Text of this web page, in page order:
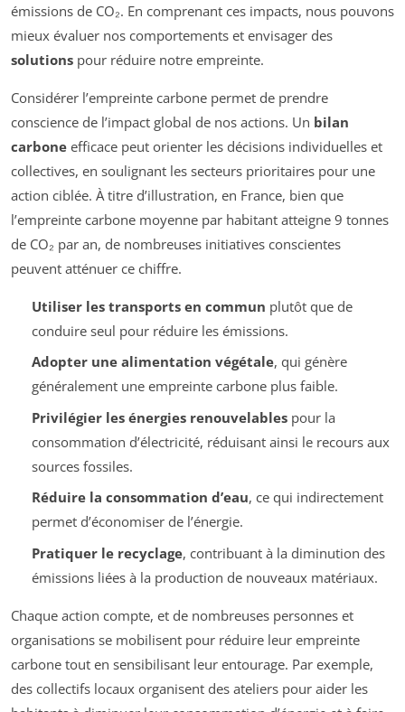
émissions de CO₂. En comprenant ces impacts, nous pouvons
mieux évaluer nos comportements et envisager des
solutions pour réduire notre empreinte.
Considérer l’empreinte carbone permet de prendre
conscience de l’impact global de nos actions. Un bilan
carbone efficace peut orienter les décisions individuelles et
collectives, en soulignant les secteurs prioritaires pour une
action ciblée. À titre d’illustration, en France, bien que
l’empreinte carbone moyenne par habitant atteigne 9 tonnes
de CO₂ par an, de nombreuses initiatives conscientes
peuvent atténuer ce chiffre.
Utiliser les transports en commun plutôt que de
conduire seul pour réduire les émissions.
Adopter une alimentation végétale, qui génère
généralement une empreinte carbone plus faible.
Privilégier les énergies renouvelablespour la
consommation d’électricité, réduisant ainsi le recours aux
sources fossiles.
Réduire la consommation d’eau, ce qui indirectement
permet d’économiser de l’énergie.
Pratiquer le recyclage, contribuant à la diminution des
émissions liées à la production de nouveaux matériaux.
Chaque action compte, et de nombreuses personnes et
organisations se mobilisent pour réduire leur empreinte
carbone tout en sensibilisant leur entourage. Par exemple,
des collectifs locaux organisent des ateliers pour aider les